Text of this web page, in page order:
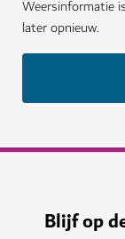
Weersinformatie
later opnieuw.
Blijf op